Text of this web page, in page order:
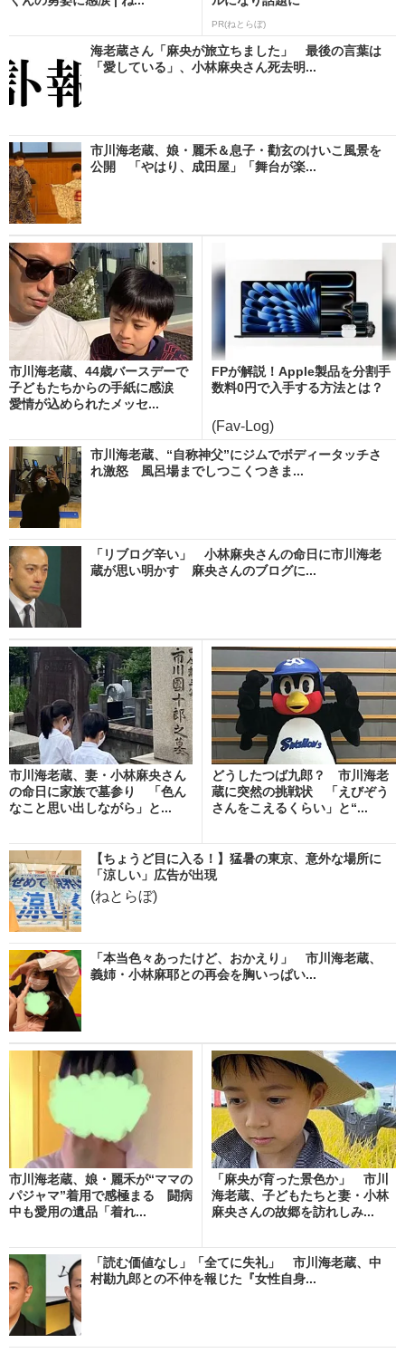
PR(ねとらぼ)
海老蔵さん「麻央が旅立ちました」 最後の言葉は
「愛している」、小林麻央さん死去明...
市川海老蔵、娘・麗禾＆息子・勸玄のけいこ風景を
公開 「やはり、成田屋」「舞台が楽...
市川海老蔵、44歳バースデーで
子どもたちからの手紙に感涙
愛情が込められたメッセ...
FPが解説！Apple製品を分割手
数料0円で入手する方法とは？
(Fav-Log)
市川海老蔵、“自称神父”にジムでボディータッチさ
れ激怒 風呂場までしつこくつきま...
「リブログ辛い」 小林麻央さんの命日に市川海老
蔵が思い明かす 麻央さんのブログに...
市川海老蔵、妻・小林麻央さん
の命日に家族で墓参り 「色ん
なこと思い出しながら」と...
どうしたつば九郎？ 市川海老
蔵に突然の挑戦状 「えびぞう
さんをこえるくらい」と“...
【ちょうど目に入る！】猛暑の東京、意外な場所に
「涼しい」広告が出現
(ねとらぼ)
「本当色々あったけど、おかえり」 市川海老蔵、
義姉・小林麻耶との再会を胸いっぱい...
市川海老蔵、娘・麗禾が“ママの
パジャマ”着用で感極まる 闘病
中も愛用の遺品「着れ...
「麻央が育った景色か」 市川
海老蔵、子どもたちと妻・小林
麻央さんの故郷を訪れしみ...
「読む価値なし」「全てに失礼」 市川海老蔵、中
村勘九郎との不仲を報じた『女性自身...